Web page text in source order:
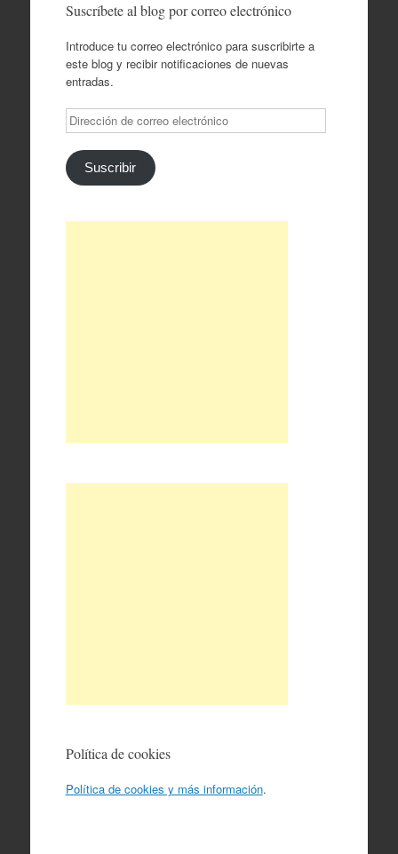
Suscríbete al blog por correo electrónico
Introduce tu correo electrónico para suscribirte a
este blog y recibir notificaciones de nuevas
entradas.
Dirección
de
correo
electrónico
Suscribir
Política de cookies
Política de cookies y más información.